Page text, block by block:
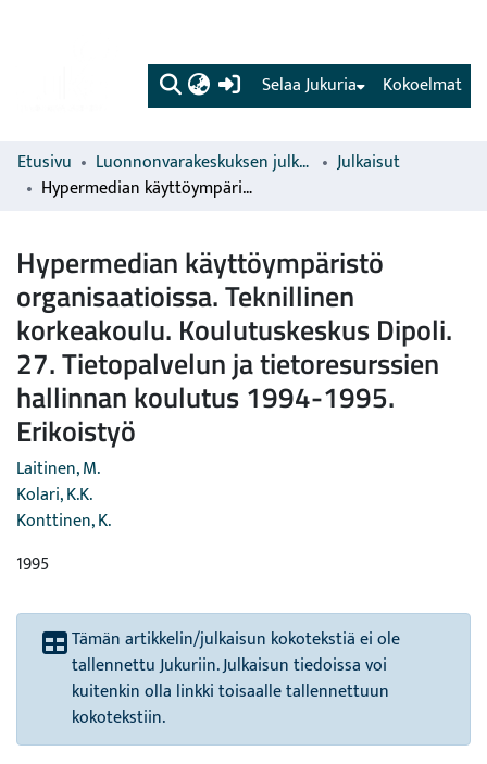
(current) Kokoelmat
Selaa Jukuria
Etusivu Luonnonvarakeskuksen julkaisut
Julkaisut
Hypermedian käyttöympäristö organisaatioissa. Teknillinen korkeakoulu. Koulutuskeskus Dipoli. 27. Tietopalvelun ja tietoresurssien hallinnan koulutus 1994-1995. Erikoistyö
Hypermedian käyttöympäristö
organisaatioissa. Teknillinen
korkeakoulu. Koulutuskeskus Dipoli.
27. Tietopalvelun ja tietoresurssien
hallinnan koulutus 1994-1995.
Erikoistyö
Laitinen, M.
Kolari, K.K.
Konttinen, K.
1995
Tämän artikkelin/julkaisun kokotekstiä ei ole
tallennettu Jukuriin. Julkaisun tiedoissa voi
kuitenkin olla linkki toisaalle tallennettuun
kokotekstiin.